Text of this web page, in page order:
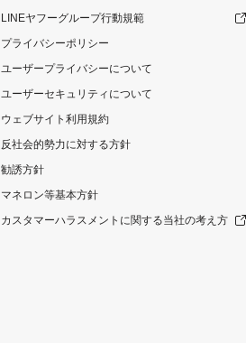
LINEヤフーグループ行動規範
プライバシーポリシー
ユーザープライバシーについて
ユーザーセキュリティについて
ウェブサイト利用規約
反社会的勢力に対する方針
勧誘方針
マネロン等基本方針
カスタマーハラスメントに関する当社の考え方